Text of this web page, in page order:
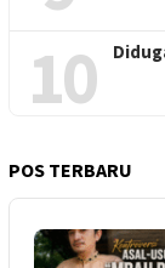
10
POS TERBARU